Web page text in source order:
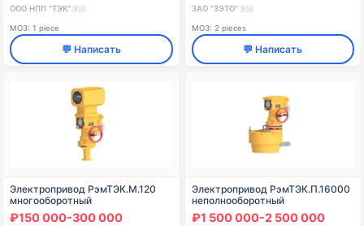
ООО НПП "ТЭК" 🇷🇺
МОЗ: 1 piece
💬 Написать
ЗАО "ЗЭТО" 🇷🇺
МОЗ: 2 pieces
💬 Написать
Электропривод РэмТЭК.М.120
многооборотный
₽150 000-300 000
Электропривод РэмТЭК.П.16000
неполнооборотный
₽1 500 000-2 500 000